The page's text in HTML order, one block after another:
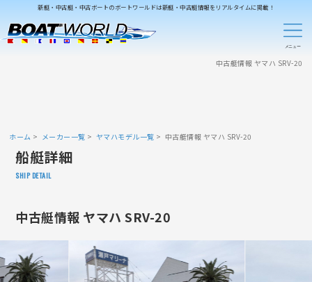
新艇・中古艇・中古ボートのボートワールドは新艇・中古艇情報をリアルタイムに掲載！
中古艇情報 ヤマハ SRV-20
ホーム メーカー一覧 ヤマハモデル一覧 中古艇情報 ヤマハ SRV-20
船艇詳細
SHIP DETAIL
中古艇情報 ヤマハ SRV-20